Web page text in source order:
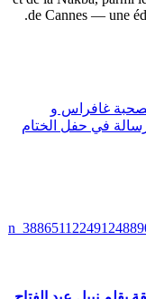
de Cannes — une
بكري في مهرجان كان 79 وبصحبة غافراس و
جوائزه ورسالة في حفل الختام